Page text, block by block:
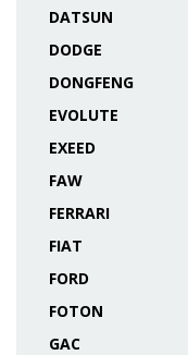
DATSUN
DODGE
DONGFENG
EVOLUTE
EXEED
FAW
FERRARI
FIAT
FORD
FOTON
GAC